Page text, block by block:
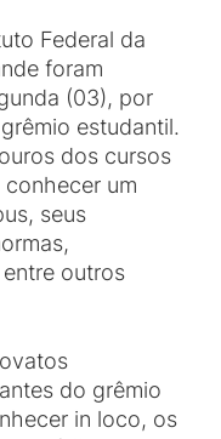
Federal da
foram
(03), por
estudantil.
dos cursos
um
seus
outros
do grêmio
in loco, os